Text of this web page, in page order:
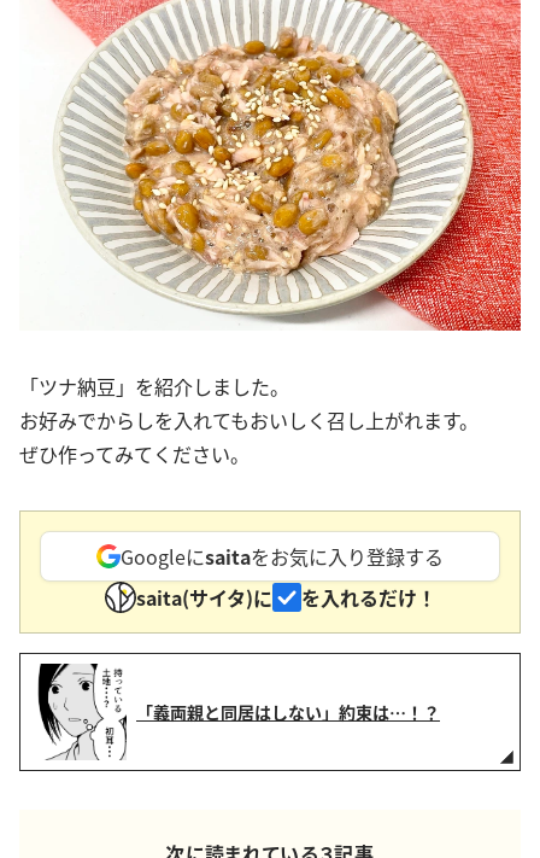
「ツナ納豆」を紹介しました。
お好みでからしを入れてもおいしく召し上がれます。
ぜひ作ってみてください。
Googleにsaitaをお気に入り登録する
saita(サイタ)に
を入れるだけ！
「義両親と同居はしない」約束は…！？